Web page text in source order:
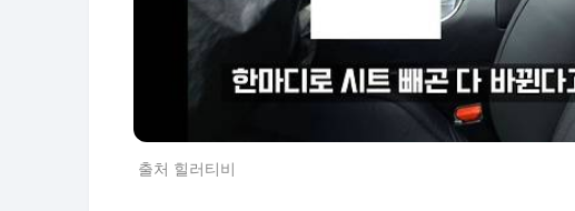
출처 힐러티비